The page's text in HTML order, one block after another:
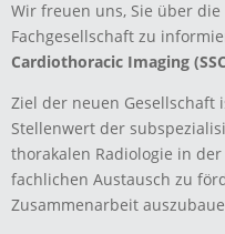
Wir freuen uns, Sie über
Fachgesellschaft zu
Cardiothoracic Imaging
Ziel der neuen Gesellschaft
Stellenwert der
thorakalen Radiologie in
fachlichen Austausch zu
Zusammenarbeit